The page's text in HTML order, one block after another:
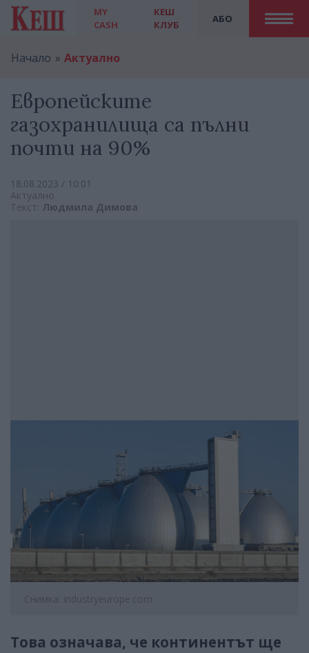
MY
CASH
АБО
КЕШ
КЛУБ
Начало Актуално
Европейските
газохранилища са пълни
почти на 90%
18.08.2023 / 10:01
Актуално
Текст: Людмила Димова
Снимка: industryeurope.com
Това означава, че континентът ще